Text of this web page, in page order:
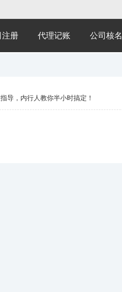
注册 代理记账 公司核名
导，内行人教你半小时搞定！